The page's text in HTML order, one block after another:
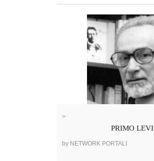
>
PRIMO LEVI
by NETWORK PORTALI